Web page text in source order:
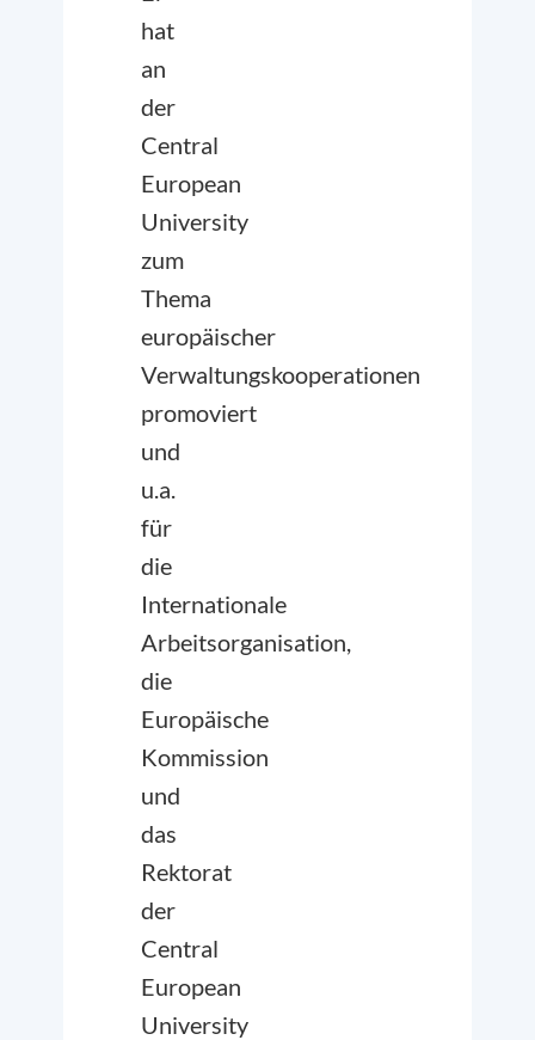
hat
an
der
Central
European
University
zum
Thema
europäischer
Verwaltungskooperationen
promoviert
und
u.a.
für
die
Internationale
Arbeitsorganisation,
die
Europäische
Kommission
und
das
Rektorat
der
Central
European
University